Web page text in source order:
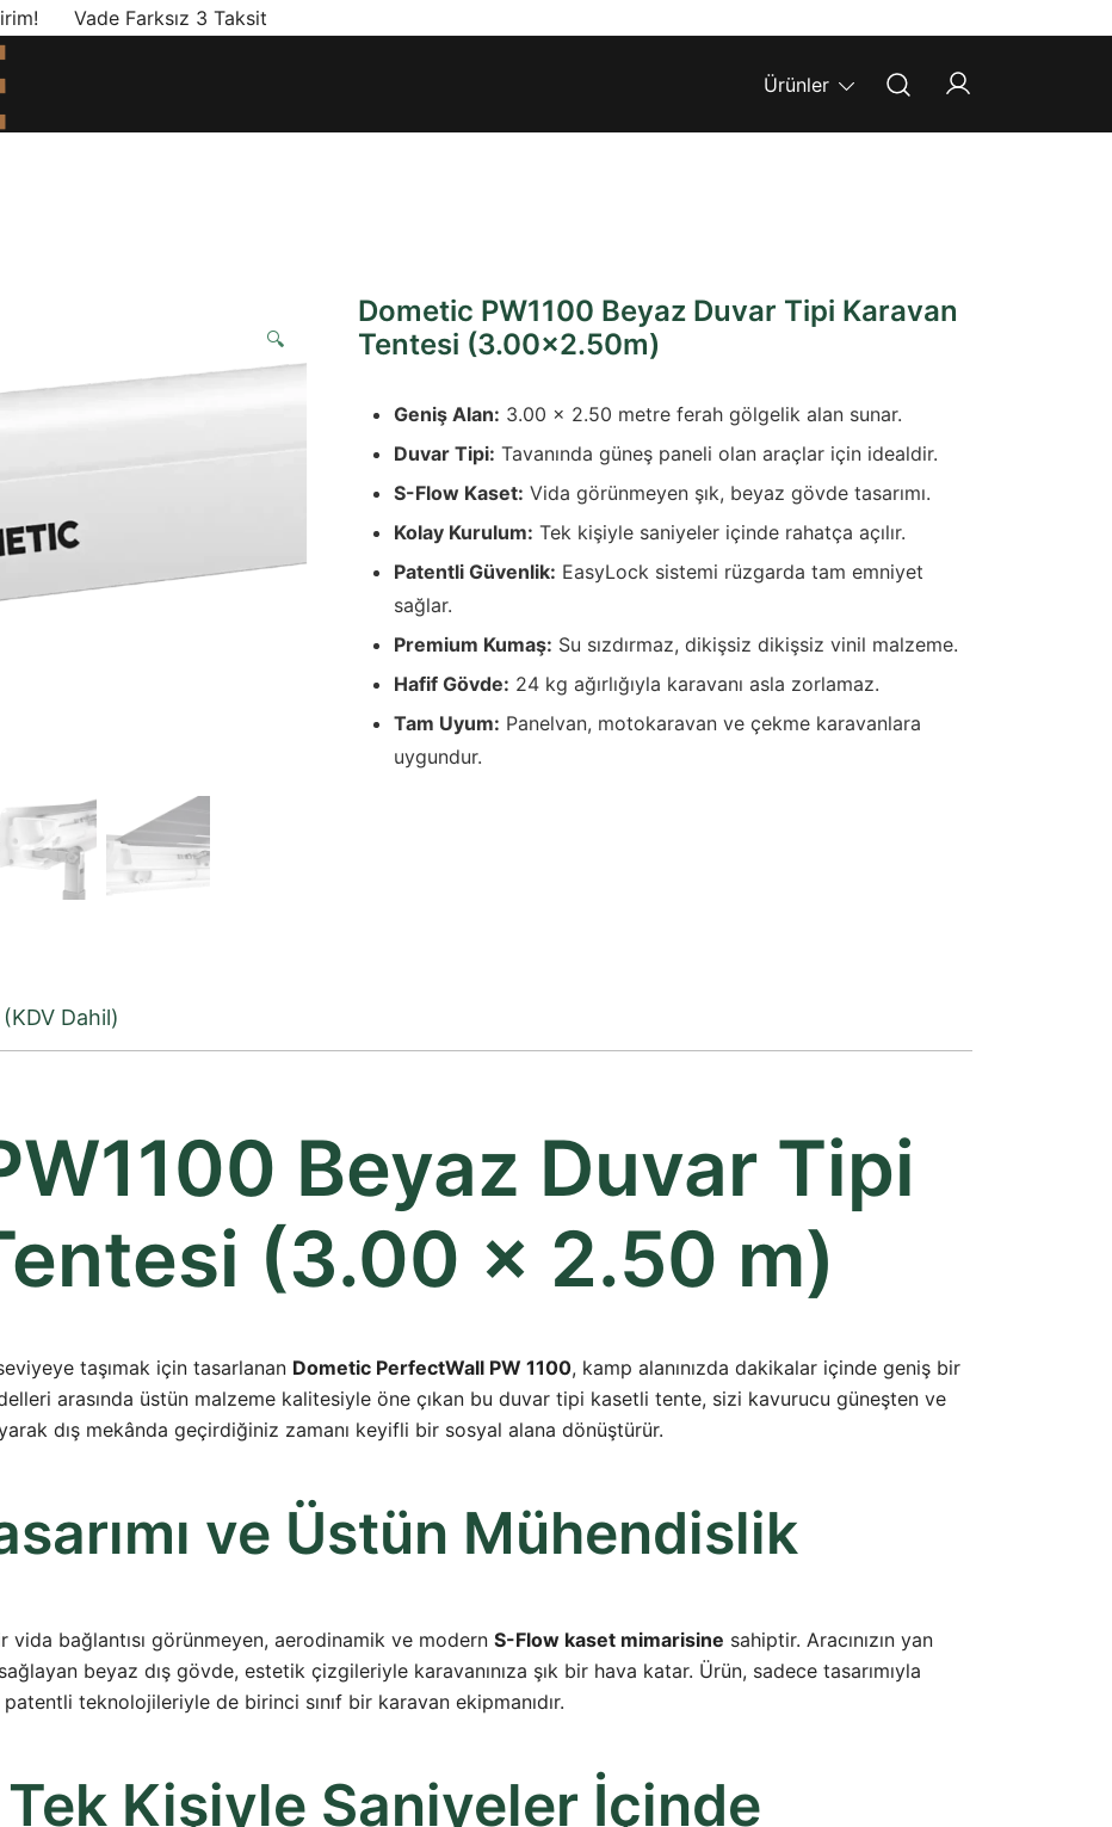
Vade Farksız 3 Taksit
Ürünler
🔍
Dometic PW1100 Beyaz Duvar Tipi Karavan
Tentesi (3.00×2.50m)
Geniş Alan: 3.00 x 2.50 metre ferah gölgelik alan sunar.
Duvar Tipi: Tavanında güneş paneli olan araçlar için idealdir.
S-Flow Kaset: Vida görünmeyen şık, beyaz gövde tasarımı.
Kolay Kurulum: Tek kişiyle saniyeler içinde rahatça açılır.
Patentli Güvenlik: EasyLock sistemi rüzgarda tam emniyet
sağlar.
Premium Kumaş: Su sızdırmaz, dikişsiz dikişsiz vinil malzeme.
Hafif Gövde: 24 kg ağırlığıyla karavanı asla zorlamaz.
Tam Uyum: Panelvan, motokaravan ve çekme karavanlara
uygundur.
Dahil)
Beyaz Duvar Tipi
(3.00 x 2.50 m)
taşımak için tasarlanan Dometic PerfectWall PW 1100, kamp alanınızda dakikalar içinde geniş bir
arasında üstün malzeme kalitesiyle öne çıkan bu duvar tipi kasetli tente, sizi kavurucu güneşten ve
dış mekânda geçirdiğiniz zamanı keyifli bir sosyal alana dönüştürür.
ve Üstün Mühendislik
bağlantısı görünmeyen, aerodinamik ve modern S-Flow kaset mimarisine sahiptir. Aracınızın yan
beyaz dış gövde, estetik çizgileriyle karavanınıza şık bir hava katar. Ürün, sadece tasarımıyla
teknolojileriyle de birinci sınıf bir karavan ekipmanıdır.
Kişiyle Saniyeler İçinde